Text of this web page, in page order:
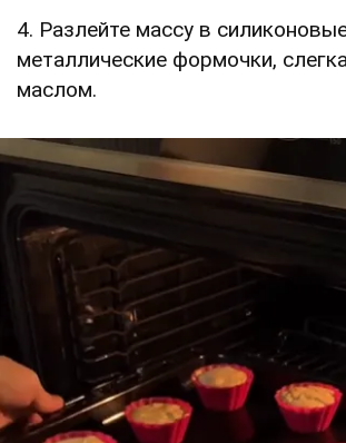
4. Разлейте массу в
металлические формочки,
маслом.